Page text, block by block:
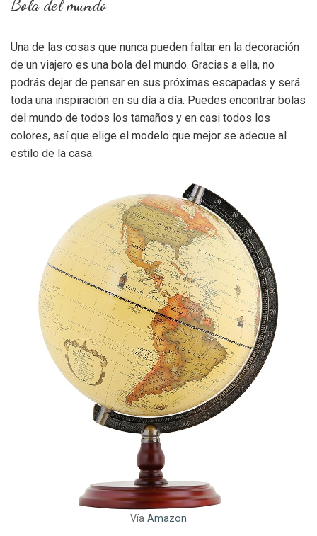
Bola del mundo
Una de las cosas que nunca pueden faltar en la decoración
de un viajero es una bola del mundo. Gracias a ella, no
podrás dejar de pensar en sus próximas escapadas y será
toda una inspiración en su día a día. Puedes encontrar bolas
del mundo de todos los tamaños y en casi todos los
colores, así que elige el modelo que mejor se adecue al
estilo de la casa.
Vía Amazon